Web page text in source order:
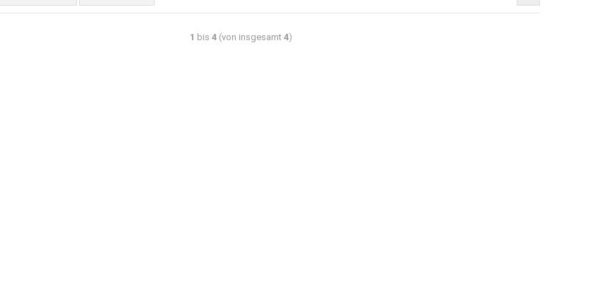
1 bis 4(von insgesamt 4)